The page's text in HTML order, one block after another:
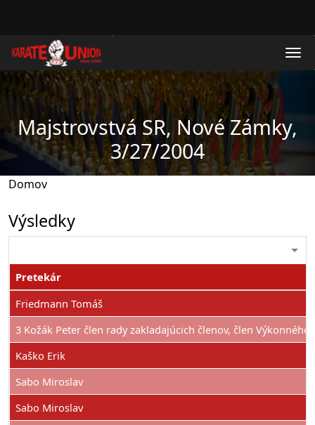
Majstrovstvá SR, Nové Zámky,
3/27/2004
Domov
Výsledky
Pretekár
Friedmann Tomáš
3 Kožák Peter člen rady zakladajúcich členov, člen
Kaško Erik
Sabo Miroslav
Sabo Miroslav